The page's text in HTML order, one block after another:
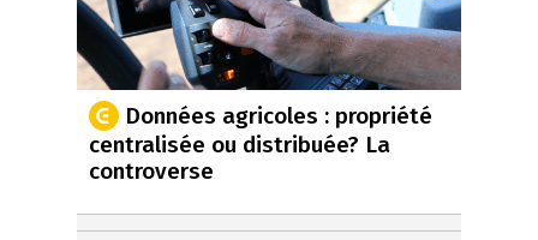
Données agricoles : propriété
centralisée ou distribuée? La
controverse